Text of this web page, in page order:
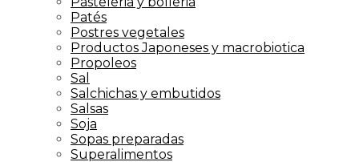
Patés
Postres vegetales
Productos Japoneses y macrobiotica
Propoleos
Sal
Salchichas y embutidos
Salsas
Soja
Sopas preparadas
Superalimentos